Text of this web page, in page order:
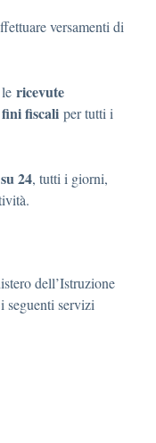
versamenti di
ricevute
fiscali per tutti i
24, tutti i giorni,
dell’Istruzione
seguenti servizi